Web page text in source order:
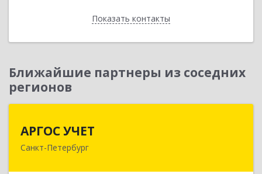
Показать контакты
Назад
Ближайшие партнеры из соседних
регионов
АРГОС УЧЕТ
Санкт-Петербург
196191, Санкт-Петербург г, Конституции пл,